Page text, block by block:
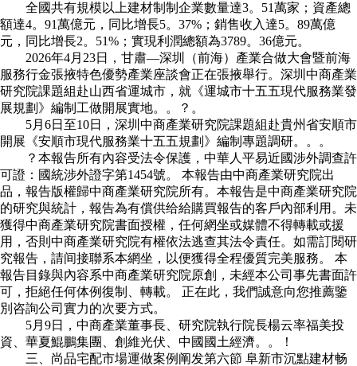
全國共有規模以上建材制制企業數量達3。51萬家；資產總
額達4。91萬億元，同比增長5。37%；銷售收入達5。89萬億
元，同比增長2。51%；實現利潤總額為3789。36億元。
2026年4月23日，甘肅—深圳（前海）產業合做大會暨前海
服務行金張掖特色優勢產業座談會正在張掖舉行。深圳中商產業
研究院課題組赴山西省運城市，就《運城市十五五現代服務業發
展規劃》編制工做開展實地。。？。
5月6日至10日，深圳中商產業研究院課題組赴貴州省安順市
開展《安順市現代服務業十五五規劃》編制專題調研。。。
？本報告所有內容受法令保護，中華人平易近國涉外調查許
可證：國統涉外證字第1454號。 本報告由中商產業研究院出
品，報告版權歸中商產業研究院所有。本報告是中商產業研究院
的研究與統計，報告為有償供给給購買報告的客戶內部利用。未
獲得中商產業研究院書面授權，任何網坐或媒體不得轉載或援
用，否則中商產業研究院有權依法逃查其法令責任。如需訂閱研
究報告，請间接聯系本網坐，以便獲得全程優質完美服務。 本
報告目錄與內容系中商產業研究院原創，未經本公司事先書面許
可，拒絕任何体例復制、轉載。 正在此，我們誠意向您推薦鑒
別咨詢公司實力的次要方式。
5月9日，中商產業董事長、研究院執行院長楊云率福美投
資、華夏鯤鵬集團、創維光伏、中國國土經濟。。！
三、尚品宅配市場運做案例阐发第六節 阜新市沉點建材畅